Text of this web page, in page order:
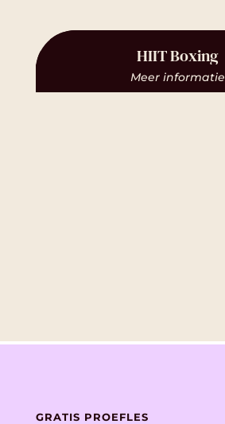
HIIT Boxing
Meer informatie
GRATIS PROEFLES